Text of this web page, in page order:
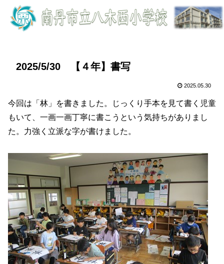
2025/5/30 【４年】書写
2025.05.30
今回は「林」を書きました。じっくり手本を見て書く児童
もいて、一画一画丁寧に書こうという気持ちがありまし
た。力強く立派な字が書けました。